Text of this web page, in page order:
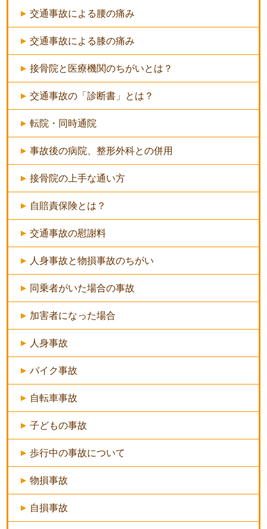
交通事故による腰の痛み
交通事故による膝の痛み
接骨院と医療機関のちがいとは？
交通事故の「診断書」とは？
転院・同時通院
事故後の病院、整形外科との併用
接骨院の上手な通い方
自賠責保険とは？
交通事故の慰謝料
人身事故と物損事故のちがい
同乗者がいた場合の事故
加害者になった場合
人身事故
バイク事故
自転車事故
子どもの事故
歩行中の事故について
物損事故
自損事故